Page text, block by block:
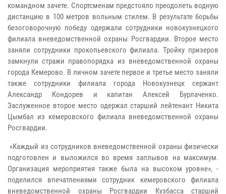
командном зачете. Спортсменам предстояло преодолеть водную
дистанцию в 100 метров вольным стилем. В результате борьбы
безоговорочную победу одержали сотрудники новокузнецкого
филиала вневедомственной охраны Росгвардии. Второе место
заняли сотрудники прокопьевского филиала. Тройку призеров
замкнули стражи правопорядка из вневедомственной охраны
города Кемерово. В личном зачете первое и третье место заняли
также сотрудники филиала города Новокузнецк сержант
Александр Кондорев и капитан Алексей Бурлаченко.
Заслуженное второе место одержал старший лейтенант Никита
Цымбал из кемеровского филиала вневедомственной охраны
Росгвардии.
«Каждый из сотрудников вневедомственной охраны физически
подготовлен и выложился во время заплывов на максимум.
Организация мероприятия также была на высоком уровне», -
поделился впечатлениями сотрудник кемеровского филиала
вневедомственной охраны Росгвардии Кузбасса старший